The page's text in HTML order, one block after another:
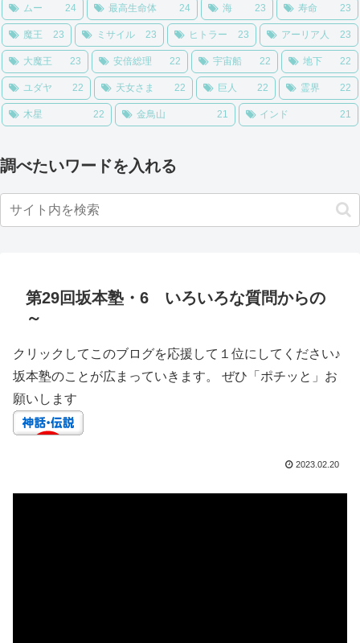
ムー 24 最高生命体 24 海 23 寿命 23
魔王 23 ミサイル 23 ヒトラー 23 アーリア人 23
大魔王 23 安倍総理 22 宇宙船 22 地下 22
ユダヤ 22 天女さま 22 巨人 22 霊界 22
木星 22 金鳥山 21 インド 21
調べたいワードを入れる
第29回坂本塾・6 いろいろな質問からの
～
クリックしてこのブログを応援して１位にしてください♪
坂本塾のことが広まっていきます。 ぜひ「ポチッと」お
願いします
2023.02.20